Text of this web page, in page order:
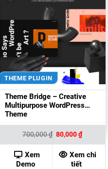
THEME PLUGIN
Theme Bridge – Creative
Multipurpose WordPress
Theme
700,000₫ Giá
gốc
là:
700,000 ₫.
80,000₫Giá
hiện
tại
là:
80,000
Xem
Demo
Xem chi
tiết